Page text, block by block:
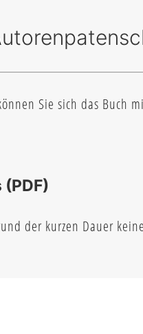
Sie sich das Buch
der kurzen Dauer